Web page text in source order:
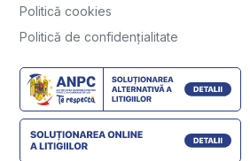
Politică cookies
Politică de confidențialitate